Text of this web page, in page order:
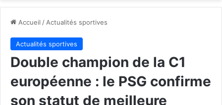
Accueil / Actualités sportives
Actualités sportives
Double champion de la C1
européenne : le PSG confirme
son statut de meilleure